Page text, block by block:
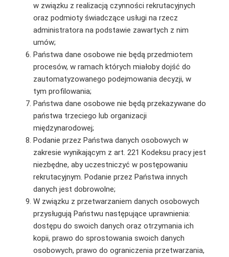
w związku z realizacją czynności rekrutacyjnych
oraz podmioty świadczące usługi na rzecz
administratora na podstawie zawartych z nim
umów;
Państwa dane osobowe nie będą przedmiotem
procesów, w ramach których miałoby dojść do
zautomatyzowanego podejmowania decyzji, w
tym profilowania;
Państwa dane osobowe nie będą przekazywane do
państwa trzeciego lub organizacji
międzynarodowej;
Podanie przez Państwa danych osobowych w
zakresie wynikającym z art. 221 Kodeksu pracy jest
niezbędne, aby uczestniczyć w postępowaniu
rekrutacyjnym. Podanie przez Państwa innych
danych jest dobrowolne;
W związku z przetwarzaniem danych osobowych
przysługują Państwu następujące uprawnienia:
dostępu do swoich danych oraz otrzymania ich
kopii, prawo do sprostowania swoich danych
osobowych, prawo do ograniczenia przetwarzania,